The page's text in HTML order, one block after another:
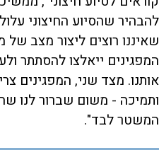
להבהיר שהסיוע החיצוני
שאיננו רוצים ליצור מצב
המפגינים ייאלצו להסתתר
אותנו. מצד שני, המפגינים
ותמיכה - משום שברור לנו
המשטר לבד".